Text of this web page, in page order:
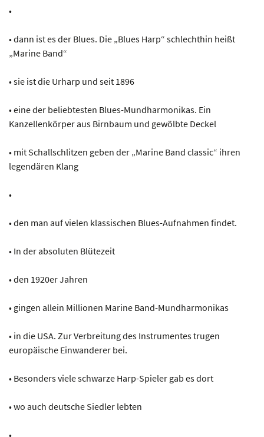
•
• dann ist es der Blues. Die „Blues Harp“ schlechthin heißt
„Marine Band“
• sie ist die Urharp und seit 1896
• eine der beliebtesten Blues-Mundharmonikas. Ein
Kanzellenkörper aus Birnbaum und gewölbte Deckel
• mit Schallschlitzen geben der „Marine Band classic“ ihren
legendären Klang
•
• den man auf vielen klassischen Blues-Aufnahmen findet.
• In der absoluten Blütezeit
• den 1920er Jahren
• gingen allein Millionen Marine Band-Mundharmonikas
• in die USA. Zur Verbreitung des Instrumentes trugen
europäische Einwanderer bei.
• Besonders viele schwarze Harp-Spieler gab es dort
• wo auch deutsche Siedler lebten
•